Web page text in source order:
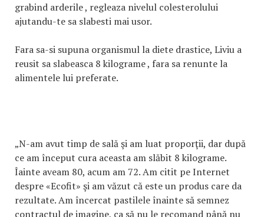
grabind arderile , regleaza nivelul colesterolului
ajutandu-te sa slabesti mai usor.
Fara sa-si supuna organismul la diete drastice, Liviu a
reusit sa slabeasca 8 kilograme , fara sa renunte la
alimentele lui preferate.
„N-am avut timp de sală şi am luat proporţii, dar după
ce am început cura aceasta am slăbit 8 kilograme.
Îainte aveam 80, acum am 72. Am citit pe Internet
despre «Ecofit» şi am văzut că este un produs care da
rezultate. Am încercat pastilele înainte să semnez
contractul de imagine, ca să nu le recomand până nu